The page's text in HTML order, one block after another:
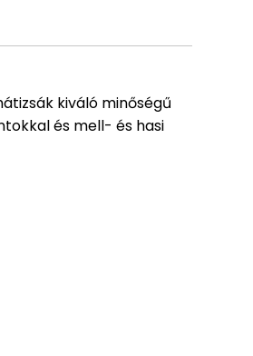
kiváló minőségű
és mell- és hasi